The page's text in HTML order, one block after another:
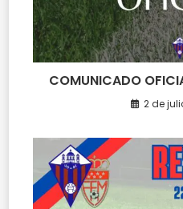
COMUNICADO
2 de